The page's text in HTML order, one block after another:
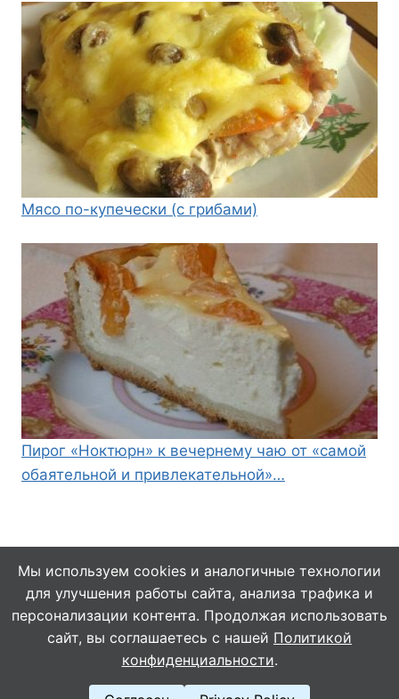
Мясо по-купечески (с грибами)
Пирог «Ноктюрн» к вечернему чаю от «самой
обаятельной и привлекательной»…
© 2026 Кулинарушка - Вкусные Рецепты
Мы используем cookies и аналогичные технологии
для улучшения работы сайта, анализа трафика и
персонализации контента. Продолжая использовать
сайт, вы соглашаетесь с нашей Политикой
конфиденциальности.